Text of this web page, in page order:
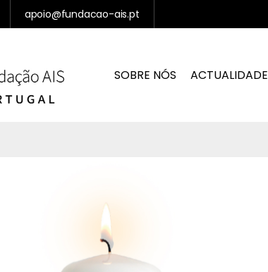
apoio@fundacao-ais.pt
SOBRE NÓS ACTUALIDADE